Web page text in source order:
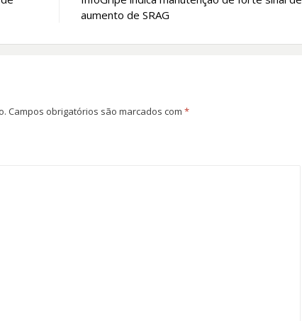
aumento de SRAG
Campos obrigatórios são marcados com *